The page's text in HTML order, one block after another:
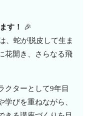
す！
🎉
、蛇が脱皮して生ま
花開き、さらなる飛
クターとして9年目
学びを重ねながら、